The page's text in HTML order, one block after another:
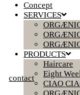
contact
Concept
SERVICES
PRODUCTS
Haircare
Eight
CIAO